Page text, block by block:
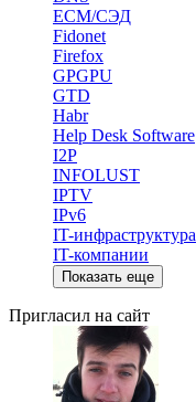
ECM/СЭД
Fidonet
Firefox
GPGPU
GTD
Habr
Help Desk Software
I2P
INFOLUST
IPTV
IPv6
IT-инфраструктура
IT-компании
Показать еще
Пригласил на сайт